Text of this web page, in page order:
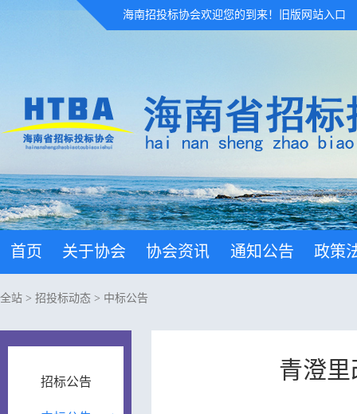
海南招投标协会欢迎您的到来！ 旧版网站入口
首页 关于协会 协会资讯 通知公告 政策
全站 > 招投标动态 > 中标公告
招标公告 青澄